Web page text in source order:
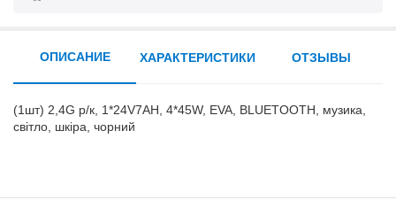
ОПИСАНИЕ
(1шт) 2,4G р/к, 1*24V7AH, 4*45W, EVA, BLUETOOTH, музика,
світло, шкіра, чорний
ХАРАКТЕРИСТИКИ ОТЗЫВЫ